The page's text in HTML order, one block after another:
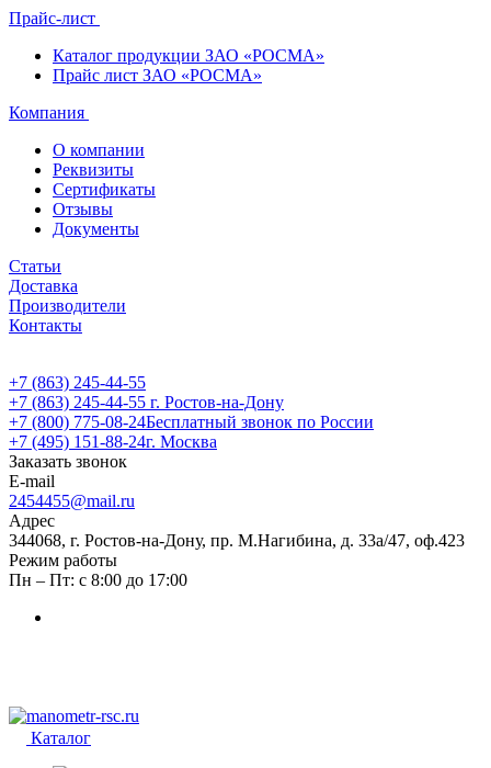
Прайс-лист
Каталог продукции ЗАО «РОСМА»
Прайс лист ЗАО «РОСМА»
Компания
О компании
Реквизиты
Сертификаты
Отзывы
Документы
Статьи
Доставка
Производители
Контакты
+7 (863) 245-44-55
+7 (863) 245-44-55 г. Ростов-на-Дону
+7 (800) 775-08-24Бесплатный звонок по России
+7 (495) 151-88-24г. Москва
Заказать звонок
E-mail
2454455@mail.ru
Адрес
344068, г. Ростов-на-Дону, пр. М.Нагибина, д. 33а/47, оф.423
Режим работы
Пн – Пт: с 8:00 до 17:00
Каталог